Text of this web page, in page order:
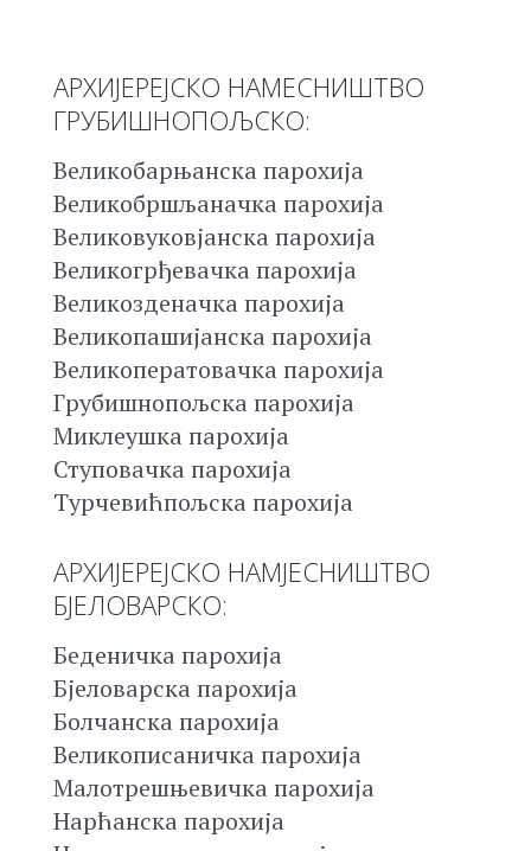
АРХИЈЕРЕЈСКО НАМЕСНИШТВО
ГРУБИШНОПОЉСКО:
Великобарњанска парохија
Великобршљаначка парохија
Великовуковјанска парохија
Великогрђевачка парохија
Великозденачка парохија
Великопашијанска парохија
Великоператовачка парохија
Грубишнопољска парохија
Миклеушка парохија
Ступовачка парохија
Турчевићпољска парохија
АРХИЈЕРЕЈСКО НАМЈЕСНИШТВО
БЈЕЛОВАРСКО:
Беденичка парохија
Бјеловарска парохија
Болчанска парохија
Великописаничка парохија
Малотрешњевичка парохија
Нарћанска парохија